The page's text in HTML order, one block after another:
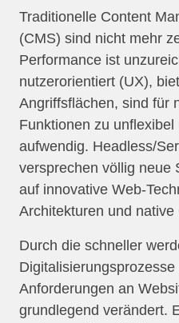
Traditionelle Content
(CMS) sind nicht mehr
Performance ist
nutzerorientiert (UX),
Angriffsflächen, sind für
Funktionen zu
aufwendig. Headless/
versprechen völlig neue
auf innovative Web-
Architekturen und
Durch die schneller
Anforderungen an
grundlegend verändert.